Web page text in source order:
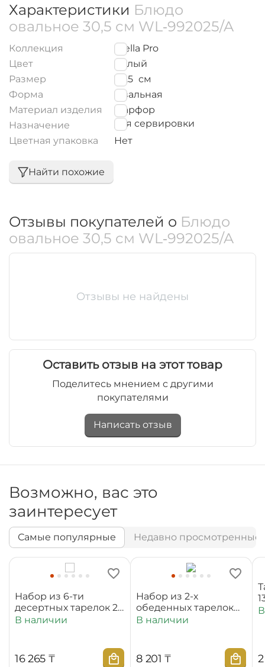
Характеристики Блюдо
овальное 30,5 см WL‑992025/A
Коллекция
Stella Pro
Цвет
Белый
Размер
30.5 см
Форма
Овальная
Материал изделия
Фарфор
Назначение
для сервировки
Цветная упаковка
Нет
Найти похожие
Отзывы покупателей о Блюдо
овальное 30,5 см WL‑992025/A
Отзывы не найдены
Оставить отзыв на этот товар
Поделитесь мнением с другими
покупателями
Написать отзыв
Возможно, вас это
заинтересует
Самые популярные Недавно просмотренные
Набор из 6-ти
десертных тарелок 20
см WL‑880100‑JV/6C
В наличии
16 265 ₸
Набор из 2-х
обеденных тарелок
25,5 см
В наличии
8 201 ₸